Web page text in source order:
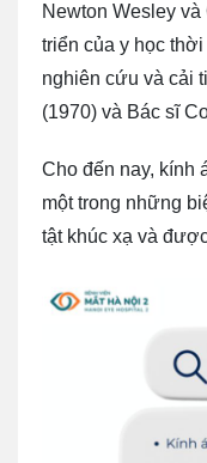
Newton Wesley
triển của y học
nghiên cứu và cải
(1970) và Bác sĩ
Cho đến nay, kính
một trong những
tật khúc xạ và